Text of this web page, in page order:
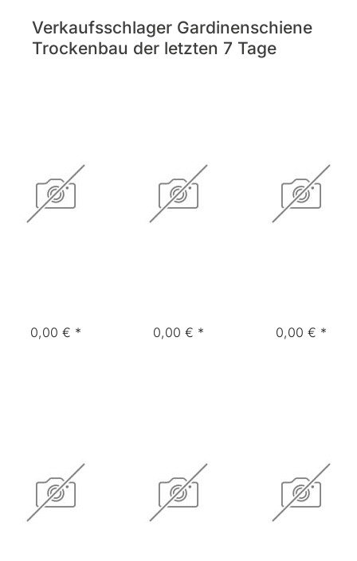
Verkaufsschlager Gardinenschiene
Trockenbau der letzten 7 Tage
0,00 € * 0,00 € * 0,00 € *